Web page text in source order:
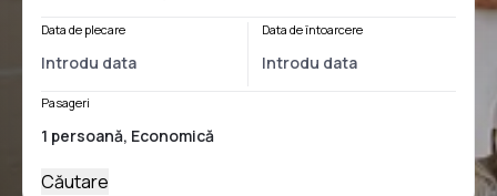
Data de plecare Data de întoarcere
Pasageri
Căutare